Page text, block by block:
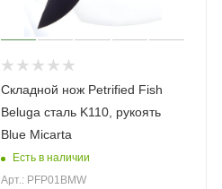
Складной нож Petrified Fish
Beluga сталь K110, рукоять
Blue Micarta
Есть в наличии
Арт.: PFP01BMW